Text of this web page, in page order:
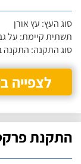
סוג העץ: עץ אורן
תשתית קיימת: על
סוג התקנה:
לצפייה
התקנת